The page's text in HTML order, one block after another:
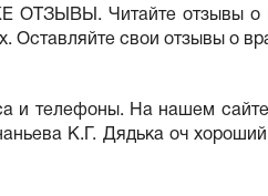
Читайте отзывы о
Оставляйте свои отзывы о
и телефоны. На нашем
К.Г. Дядька оч